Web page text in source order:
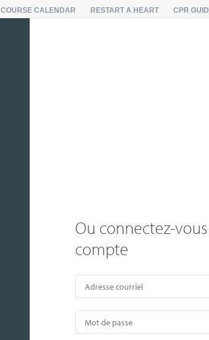
COURSE CALENDAR RESTART A HEART CPR
Ou connectez-
compte